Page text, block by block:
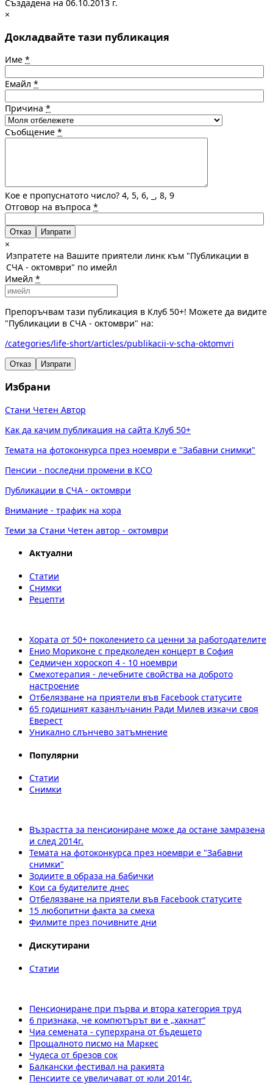
Създадена на 06.10.2013 г.
×
Докладвайте тази публикация
Име *
Емайл *
Причина *
Съобщение *
Кое е пропуснатото число? 4, 5, 6, _, 8, 9
Отговор на въпроса *
Отказ
×
Изпратете на Вашите приятели линк към "Публикации в
СЧА - октомври" по имейл
Имейл *
Препоръчвам тази публикация в Клуб 50+! Можете да видите
"Публикации в СЧА - октомври" на:
/categories/life-short/articles/publikacii-v-scha-oktomvri
Отказ Изпрати
Избрани
Стани Четен Автор
Как да качим публикация на сайта Клуб 50+
Темата на фотоконкурса през ноември е "Забавни снимки"
Пенсии - последни промени в КСО
Публикации в СЧА - октомври
Внимание - трафик на хора
Теми за Стани Четен автор - октомври
Актуални
Статии
Снимки
Рецепти
Хората от 50+ поколението са ценни за работодателите
Енио Мориконе с предколеден концерт в София
Седмичен хороскоп 4 - 10 ноември
Смехотерапия - лечебните свойства на доброто
настроение
Отбелязване на приятели във Facebоok статусите
65 годишният казанлъчанин Ради Милев изкачи своя
Еверест
Уникално слънчево затъмнение
Популярни
Статии
Снимки
Възрастта за пенсиониране може да остане замразена
и след 2014г.
Темата на фотоконкурса през ноември е "Забавни
снимки"
Зодиите в образа на бабички
Кои са будителите днес
Отбелязване на приятели във Facebоok статусите
15 любопитни факта за смеха
Филмите през почивните дни
Дискутирани
Статии
Пенсиониране при първа и втора категория труд
6 признака, че компютърът ви е „хакнат“
Чиа семената - суперхрана от бъдещето
Прощалното писмо на Маркес
Чудеса от брезов сок
Балкански фестивал на ракията
Пенсиите се увеличават от юли 2014г.